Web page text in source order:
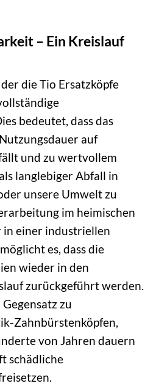
– Ein Kreislauf
die Tio Ersatzköpfe
bedeutet, dass das
auf
und zu wertvollem
langlebiger Abfall in
unsere Umwelt zu
im heimischen
in einer industriellen
es, dass die
wieder in den
zurückgeführt werden.
zu
Zahnbürstenköpfen,
von Jahren dauern
schädliche